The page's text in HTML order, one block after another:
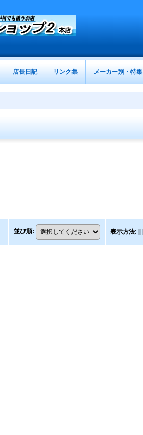
店長日記 リンク集 メーカー別・特集
並び順: 表示方法: